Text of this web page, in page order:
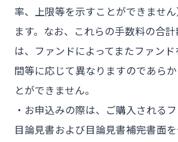
率、上限等を示すことができませ
ます。なお、これらの手数料の合
は、ファンドによってまたファン
間等に応じて異なりますのであら
とができません。
・お申込みの際は、ご購入される
目論見書および目論見書補完書面